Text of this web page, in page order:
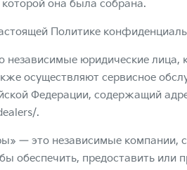
она была собрана.
Политике
независимые юридические
осуществляют сервисное
Федерации, содержащий
.
— это независимые
обеспечить, предоставить или